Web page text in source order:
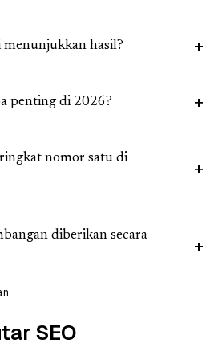
menunjukkan hasil?
penting di 2026?
nomor satu di
diberikan secara
SEO